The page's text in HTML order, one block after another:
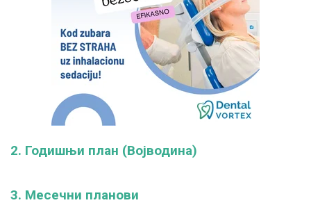
2. Годишњи план (Војводина)
3. Месечни планови